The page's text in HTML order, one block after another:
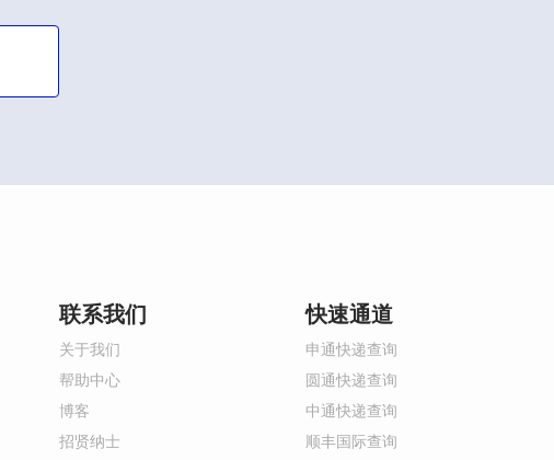
联系我们
关于我们
帮助中心
博客
招贤纳士
快速通道
申通快递查询
圆通快递查询
中通快递查询
顺丰国际查询